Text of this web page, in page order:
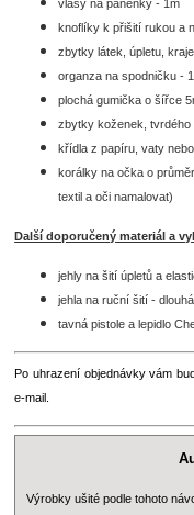
vlasy na panenky - 1m
knoflíky k přišití rukou a
zbytky látek, úpletu,
organza na spodničku -
plochá gumička o šířce
zbytky koženek, tvrdého
křídla z papíru, vaty
korálky na očka o
textil a oči namalovat)
Další doporučený materiál a
jehly na šití úpletů a
jehla na ruční šití -
tavná pistole a lepidlo
Po uhrazení objednávky vám
e-mail.
Výrobky ušité podle tohoto